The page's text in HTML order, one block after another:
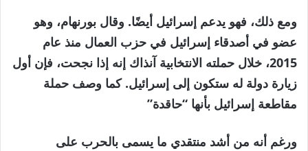
ومع ذلك، فهو يدعم إسرائيل أيضًا. وقال بورنهام، وهو
عضو في أصدقاء إسرائيل في حزب العمال منذ عام
2015، خلال حملته الانتخابية آنذاك إنه إذا نجحت، فإن أول
زيارة دولة له ستكون إلى إسرائيل. كما وصف حملة
مقاطعة إسرائيل بأنها “حاقدة”
ورغم أنه من أشد منتقدي ما يسمى بالحرب على